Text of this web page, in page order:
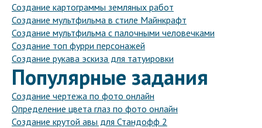
Создание картограммы земляных работ
Создание мультфильма в стиле Майнкрафт
Создание мультфильма с палочными человечками
Создание топ фурри персонажей
Создание рукава эскиза для татуировки
Популярные задания
Создание чертежа по фото онлайн
Определение цвета глаз по фото онлайн
Создание крутой авы для Стандофф 2